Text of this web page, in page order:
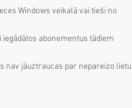
Windows veikalā vai tieši no
abonementus tādiem
nav jāuztraucas par nepareizo lietu